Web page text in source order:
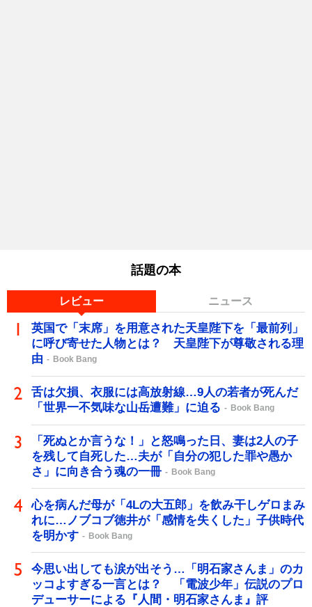
話題の本
レビュー ニュース
英国で「末席」を用意された天皇陛下を「最前列」
に呼び寄せた人物とは？ 天皇陛下が尊敬される理
由
Book Bang
舌は欠損、衣服には高放射線…9人の若者が死んだ
「世界一不気味な山岳遭難」に迫る
Book Bang
「死ぬとか言うな！」と怒鳴った日、妻は2人の子
を残して自死した…夫が「自分の犯した罪や愚か
さ」に向き合う魂の一冊
Book Bang
心を病んだ母が「4Lの大五郎」を飲み干しゲロまみ
れに…ノブコブ徳井が「感情を失くした」子供時代
を明かす
Book Bang
今思い出しても涙が出そう…「明石家さんま」のカ
ッコよすぎる一言とは？ 「電波少年」伝説のプロ
デューサーによる『人間・明石家さんま』評